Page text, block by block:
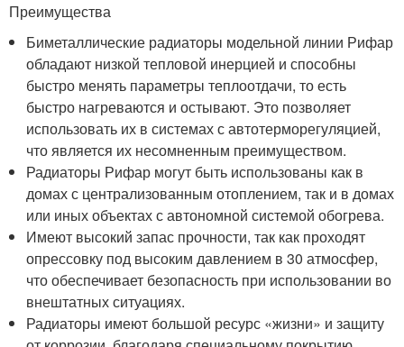
Преимущества
Биметаллические радиаторы модельной линии Рифар
обладают низкой тепловой инерцией и способны
быстро менять параметры теплоотдачи, то есть
быстро нагреваются и остывают. Это позволяет
использовать их в системах с автотерморегуляцией,
что является их несомненным преимуществом.
Радиаторы Рифар могут быть использованы как в
домах с централизованным отоплением, так и в домах
или иных объектах с автономной системой обогрева.
Имеют высокий запас прочности, так как проходят
опрессовку под высоким давлением в 30 атмосфер,
что обеспечивает безопасность при использовании во
внештатных ситуациях.
Радиаторы имеют большой ресурс «жизни» и защиту